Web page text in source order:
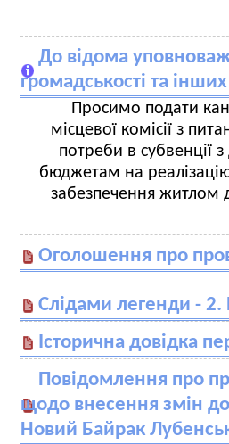
До відома
громадськості та
Просимо подати
місцевої комісії з
потреби в субвенції
бюджетам на
забезпечення житлом
Оголошення про
Слідами легенди - 2.
Історична довідка
Повідомлення про
щодо внесення змін
Новий Байрак